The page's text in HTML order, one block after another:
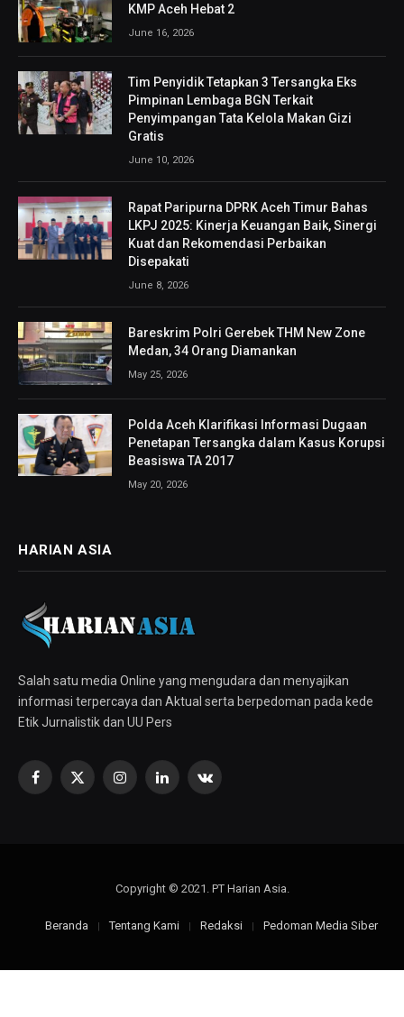
KMP Aceh Hebat 2
June 16, 2026
Tim Penyidik Tetapkan 3 Tersangka Eks
Pimpinan Lembaga BGN Terkait
Penyimpangan Tata Kelola Makan Gizi
Gratis
June 10, 2026
Rapat Paripurna DPRK Aceh Timur Bahas
LKPJ 2025: Kinerja Keuangan Baik, Sinergi
Kuat dan Rekomendasi Perbaikan
Disepakati
June 8, 2026
Bareskrim Polri Gerebek THM New Zone
Medan, 34 Orang Diamankan
May 25, 2026
Polda Aceh Klarifikasi Informasi Dugaan
Penetapan Tersangka dalam Kasus Korupsi
Beasiswa TA 2017
May 20, 2026
HARIAN ASIA
Salah satu media Online yang mengudara dan menyajikan
informasi terpercaya dan Aktual serta berpedoman pada kede
Etik Jurnalistik dan UU Pers
Facebook
X
InstagramLinkedInVKontakte
Copyright © 2021. PT Harian Asia.
Beranda Tentang Kami Redaksi Pedoman Media Siber